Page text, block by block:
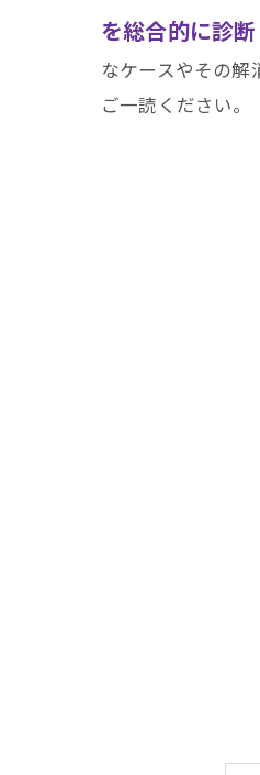
を総合的に診
なケースやその
ご一読ください。